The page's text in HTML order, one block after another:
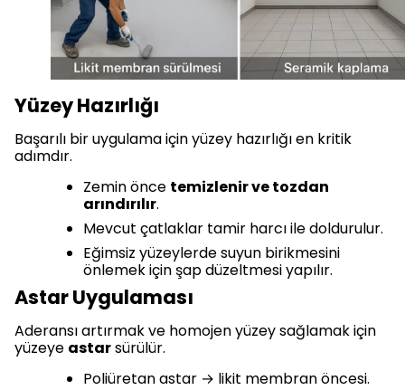
Yüzey Hazırlığı
Başarılı bir uygulama için yüzey hazırlığı en kritik
adımdır.
Zemin önce temizlenir ve tozdan
arındırılır.
Mevcut çatlaklar tamir harcı ile doldurulur.
Eğimsiz yüzeylerde suyun birikmesini
önlemek için şap düzeltmesi yapılır.
Astar Uygulaması
Aderansı artırmak ve homojen yüzey sağlamak için
yüzeye astarsürülür.
Poliüretan astar → likit membran öncesi.